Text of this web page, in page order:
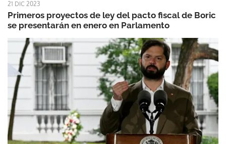
21 DIC 2023
Primeros proyectos de ley del pacto fiscal de Boric
se presentarán en enero en Parlamento